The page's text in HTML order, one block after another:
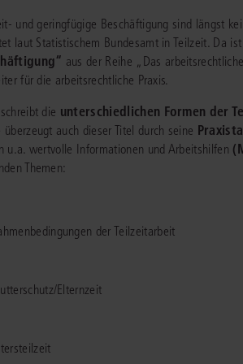
JURIS RECHT
Vollständig und vernetzt: Übergreifende
Inhalte zu allen Fachgebietenfür Legal
Professionals
PRODUKTBERATUNG
Informationen und Management-Tools,
Ihre Arbeitsprozesse erleichtern –
vollständig und intelligent vernetzt.
Durch unsere langjährige
Portfolio optimal auf Ihre
abstimmen.
arbeitet:Hilfe, Training, Downloads -
finden Sie alles, um juris noch besser zu
nutzen.
Referenten über Ihr Anliegen.
erörtern wir gemeinsam, wie das juris
Sie am besten unterstützen kann.
und geringfügige Beschäftigung sind längst
laut Statistischem Bundesamt in Teilzeit. Da
aus der Reihe „Das
für die arbeitsrechtliche Praxis.
die unterschiedlichen Formen der
überzeugt auch dieser Titel durch seine
u.a. wertvolle Informationen und Arbeitshilfen
Themen:
der Teilzeitarbeit
Elternzeit